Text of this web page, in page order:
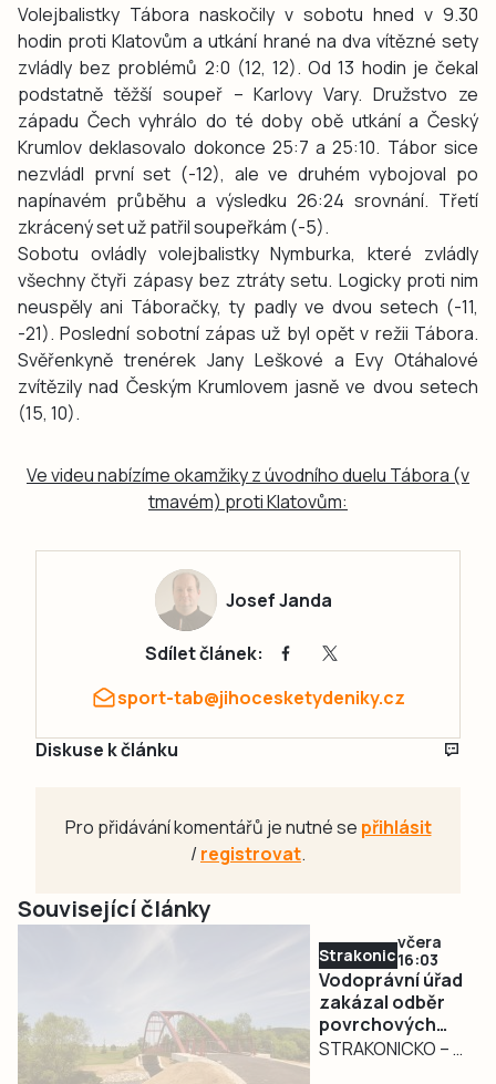
Volejbalistky Tábora naskočily v sobotu hned v 9.30
hodin proti Klatovům a utkání hrané na dva vítězné sety
zvládly bez problémů 2:0 (12, 12). Od 13 hodin je čekal
podstatně těžší soupeř – Karlovy Vary. Družstvo ze
západu Čech vyhrálo do té doby obě utkání a Český
Krumlov deklasovalo dokonce 25:7 a 25:10. Tábor sice
nezvládl první set (-12), ale ve druhém vybojoval po
napínavém průběhu a výsledku 26:24 srovnání. Třetí
zkrácený set už patřil soupeřkám (-5).
Sobotu ovládly volejbalistky Nymburka, které zvládly
všechny čtyři zápasy bez ztráty setu. Logicky proti nim
neuspěly ani Táboračky, ty padly ve dvou setech (-11,
-21). Poslední sobotní zápas už byl opět v režii Tábora.
Svěřenkyně trenérek Jany Leškové a Evy Otáhalové
zvítězily nad Českým Krumlovem jasně ve dvou setech
(15, 10).
Ve videu nabízíme okamžiky z úvodního duelu Tábora (v
tmavém) proti Klatovům:
Josef Janda
Sdílet článek:
sport-tab@jihocesketydeniky.cz
Diskuse k článku
Pro přidávání komentářů je nutné se přihlásit
/registrovat.
Související články
Strakonicko
včera
16:03
Vodoprávní úřad
zakázal odběr
povrchových
vod na
STRAKONICKO – V